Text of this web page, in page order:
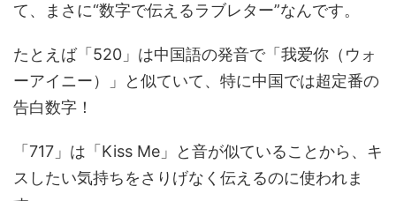
て、まさに“数字で伝えるラブレター”なんです。
たとえば「520」は中国語の発音で「我爱你（ウォ
ーアイニー）」と似ていて、特に中国では超定番の
告白数字！
「717」は「Kiss Me」と音が似ていることから、キ
スしたい気持ちをさりげなく伝えるのに使われま